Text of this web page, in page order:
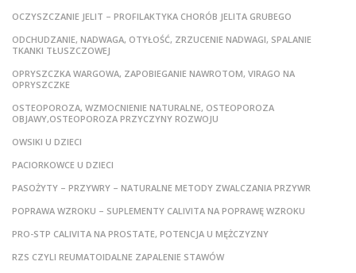
OCZYSZCZANIE JELIT – PROFILAKTYKA CHORÓB JELITA GRUBEGO
ODCHUDZANIE, NADWAGA, OTYŁOŚĆ, ZRZUCENIE NADWAGI, SPALANIE
TKANKI TŁUSZCZOWEJ
OPRYSZCZKA WARGOWA, ZAPOBIEGANIE NAWROTOM, VIRAGO NA
OPRYSZCZKE
OSTEOPOROZA, WZMOCNIENIE NATURALNE, OSTEOPOROZA
OBJAWY,OSTEOPOROZA PRZYCZYNY ROZWOJU
OWSIKI U DZIECI
PACIORKOWCE U DZIECI
PASOŻYTY – PRZYWRY – NATURALNE METODY ZWALCZANIA PRZYWR
POPRAWA WZROKU – SUPLEMENTY CALIVITA NA POPRAWĘ WZROKU
PRO-STP CALIVITA NA PROSTATE, POTENCJA U MĘŻCZYZNY
RZS CZYLI REUMATOIDALNE ZAPALENIE STAWÓW